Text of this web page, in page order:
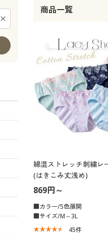
商品一覧
綿混ストレッチ刺繍レ
(はきこみ丈浅め)
869円～
■カラー/5色展開
■サイズ/M～3L
45件